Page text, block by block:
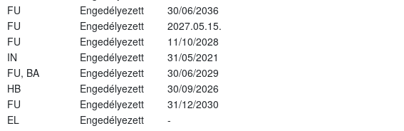
FU Engedélyezett
30/06/2036
FU Engedélyezett
2027.05.15.
FU Engedélyezett
11/10/2028
IN Engedélyezett
31/05/2021
FU, BA Engedélyezett
30/06/2029
HB Engedélyezett
30/09/2026
FU Engedélyezett
31/12/2030
EL Engedélyezett
-